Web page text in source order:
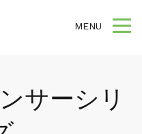
MENU
サーシリ